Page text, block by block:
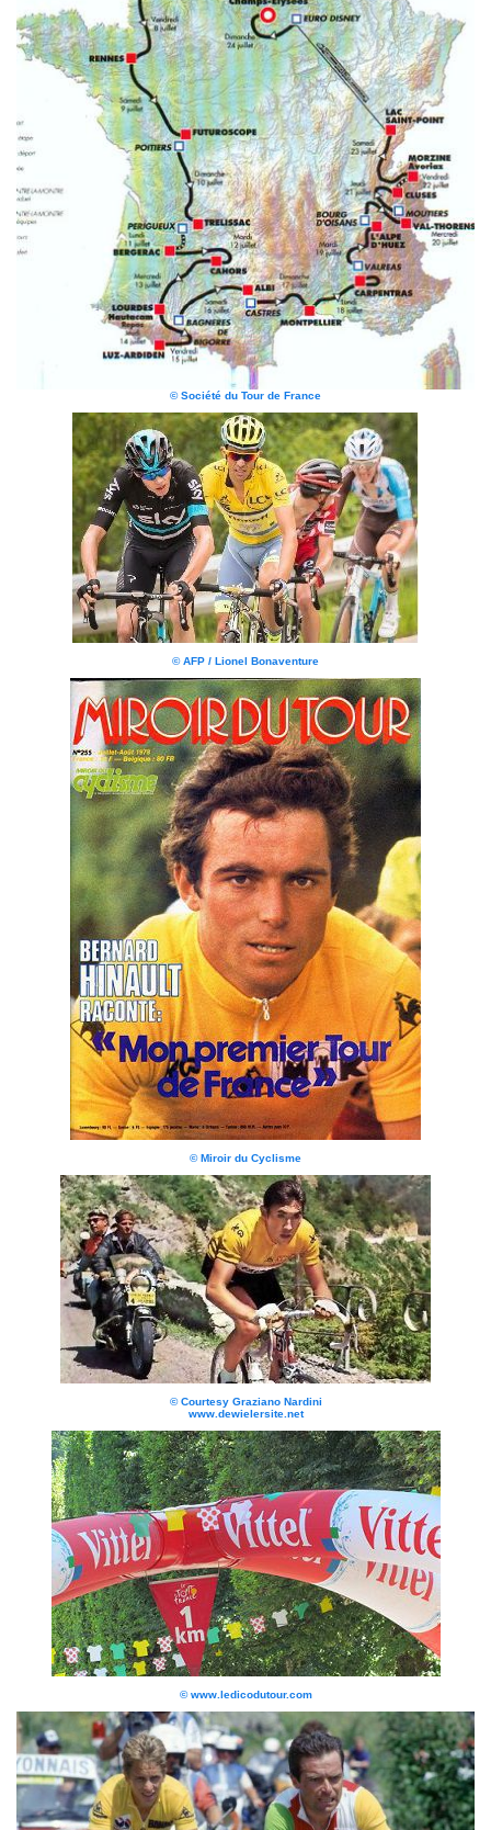
© Société du Tour de France
© AFP / Lionel Bonaventure
© Miroir du Cyclisme
© Courtesy Graziano Nardini
www.dewielersite.net
© www.ledicodutour.com